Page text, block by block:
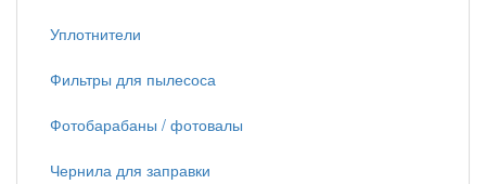
Уплотнители
Фильтры для пылесоса
Фотобарабаны / фотовалы
Чернила для заправки